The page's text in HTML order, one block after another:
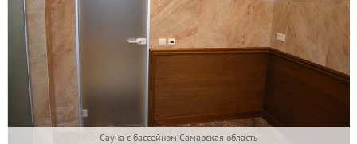
Сауна с бассейном Самарская область